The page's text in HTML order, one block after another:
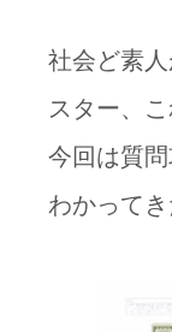
社会ど素
スター、
今回は質
わかって